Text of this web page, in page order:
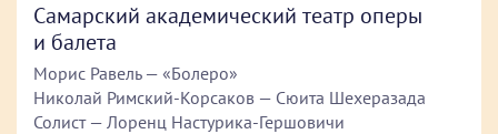
Самарский академический театр оперы
и балета
Морис Равель — «Болеро»
Николай Римский-Корсаков — Сюита Шехеразада
Солист — Лоренц Настурика-Гершовичи